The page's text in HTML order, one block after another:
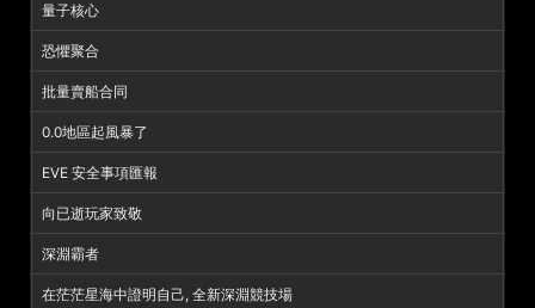
量子核心
恐懼聚合
批量賣船合同
0.0地區起風暴了
EVE 安全事項匯報
向已逝玩家致敬
深淵霸者
在茫茫星海中證明自己, 全新深淵競技場